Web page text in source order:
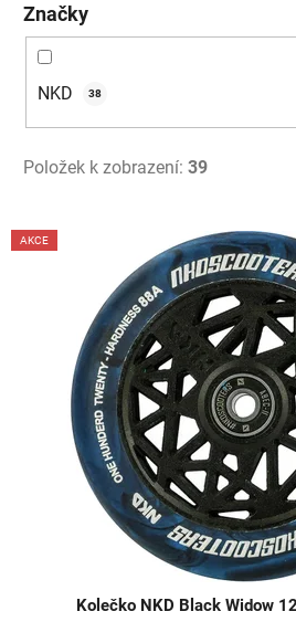
Značky
NKD 38
Položek k zobrazení: 39
V
ý
AKCE
Kolečko NKD Black Widow